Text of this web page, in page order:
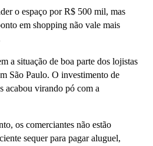
o espaço por R$ 500 mil, mas
em shopping não vale mais
a situação de boa parte dos lojistas
São Paulo. O investimento de
acabou virando pó com a
os comerciantes não estão
sequer para pagar aluguel,